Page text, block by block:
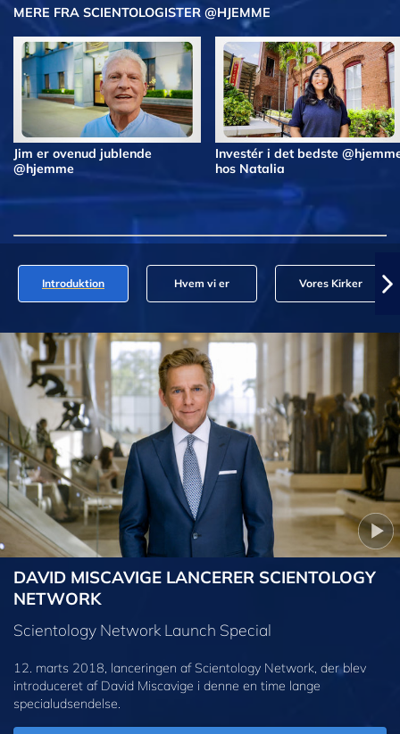
MERE FRA SCIENTOLOGISTER @HJEMME
Jim er ovenud jublende
@hjemme
Investér i det bedste
hos Natalia
Introduktion Hvem vi er Vores Kirker
DAVID MISCAVIGE LANCERER SCIENTOLOGY
NETWORK
Scientology Network Launch Special
12. marts 2018, lanceringen af Scientology Network, der blev
introduceret af David Miscavige i denne en time lange
specialudsendelse.